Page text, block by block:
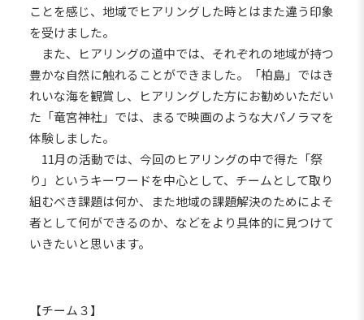
ことを感じ、地域でヒアリングした時とはまた違う印象
を受けました。
また、ヒアリングの道中では、それぞれの地域が持つ
豊かな自然に触れることができました。「柏島」ではき
れいな海を観賞し、ヒアリングした方にお勧めいただい
た「竜宮神社」では、まるで映画のような大パノラマを
体験しました。
11月の活動では、今回のヒアリングの中で得た「祭
り」というキーワードを中心として、チームとして取り
組むべき課題は何か、また地域の課題解決のためによそ
者として何ができるのか、などをより具体的に見つけて
いきたいと思います。
【チーム３】